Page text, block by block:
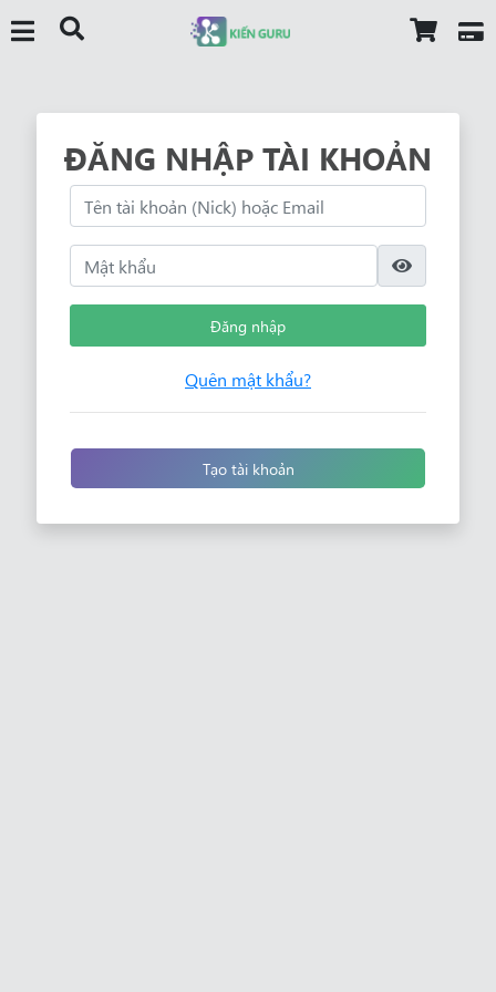
ĐĂNG NHẬP TÀI KHOẢN
Đăng nhập
Quên mật khẩu?
Tạo tài khoản